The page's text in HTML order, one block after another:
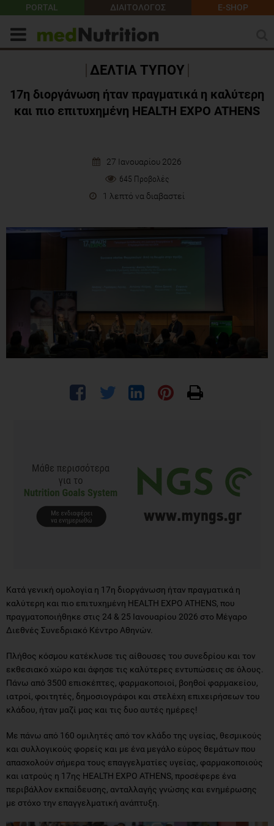
PORTAL ΔΙΑΙΤΟΛΟΓΟΣ E-SHOP
ΔΕΛΤΙΑ ΤΥΠΟΥ
17η διοργάνωση ήταν πραγματικά η καλύτερη
και πιο επιτυχημένη HEALTH EXPO ATHENS
27 Ιανουαρίου 2026
645 Προβολές
1 λεπτό να διαβαστεί
Κατά γενική ομολογία η 17η διοργάνωση ήταν πραγματικά η
καλύτερη και πιο επιτυχημένη HEALTH EXPO ATHENS, που
πραγματοποιήθηκε στις 24 & 25 Ιανουαρίου 2026 στο Μέγαρο
Διεθνές Συνεδριακό Κέντρο Αθηνών.
Πλήθος κόσμου κατέκλυσε τις αίθουσες του συνεδρίου και τον
εκθεσιακό χώρο και άφησε τις καλύτερες εντυπώσεις σε όλους.
Πάνω από 3500 επισκέπτες, φαρμακοποιοί, βοηθοί φαρμακείου,
ιατροί, φοιτητές, δημοσιογράφοι και στελέχη επιχειρήσεων του
κλάδου, ήταν μαζί μας και τις δυο αυτές ημέρες!
Με πάνω από 160 ομιλητές από τον κλάδο της υγείας, θεσμικούς
και συλλογικούς φορείς και με ένα μεγάλο εύρος θεμάτων που
απασχολούν σήμερα τους επαγγελματίες υγείας, φαρμακοποιούς
και ιατρούς η 17ης HEALTH EXPO ATHENS, προσέφερε ένα
περιβάλλον εκπαίδευσης, ανταλλαγής γνώσης και ενημέρωσης
με στόχο την επαγγελματική ανάπτυξη.